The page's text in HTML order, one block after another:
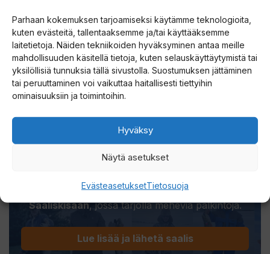
Parhaan kokemuksen tarjoamiseksi käytämme teknologioita,
kuten evästeitä, tallentaaksemme ja/tai käyttääksemme
laitetietoja. Näiden tekniikoiden hyväksyminen antaa meille
mahdollisuuden käsitellä tietoja, kuten selauskäyttäytymistä tai
yksilöllisiä tunnuksia tällä sivustolla. Suostumuksen jättäminen
tai peruuttaminen voi vaikuttaa haitallisesti tiettyihin
ominaisuuksiin ja toimintoihin.
Hyväksy
Näytä asetukset
EvästeasetuksetTietosuoja
LÄHETÄ SAALIISI - VOITA
VOITTOJA
ansaitset kunniaa ja osallistutSuurenmoiseen
Saaliskisaan, jossa tarjolla meheviä palkintoja.
Lue lisää ja lähetä saalis